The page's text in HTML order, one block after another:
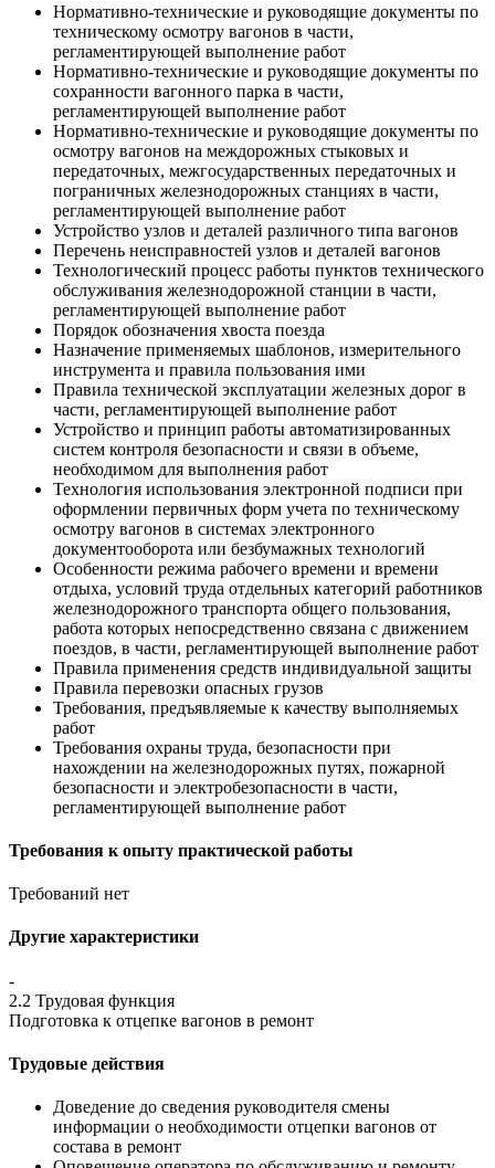
Нормативно-технические и руководящие документы по
техническому осмотру вагонов в части,
регламентирующей выполнение работ
Нормативно-технические и руководящие документы по
сохранности вагонного парка в части,
регламентирующей выполнение работ
Нормативно-технические и руководящие документы по
осмотру вагонов на междорожных стыковых и
передаточных, межгосударственных передаточных и
пограничных железнодорожных станциях в части,
регламентирующей выполнение работ
Устройство узлов и деталей различного типа вагонов
Перечень неисправностей узлов и деталей вагонов
Технологический процесс работы пунктов технического
обслуживания железнодорожной станции в части,
регламентирующей выполнение работ
Порядок обозначения хвоста поезда
Назначение применяемых шаблонов, измерительного
инструмента и правила пользования ими
Правила технической эксплуатации железных дорог в
части, регламентирующей выполнение работ
Устройство и принцип работы автоматизированных
систем контроля безопасности и связи в объеме,
необходимом для выполнения работ
Технология использования электронной подписи при
оформлении первичных форм учета по техническому
осмотру вагонов в системах электронного
документооборота или безбумажных технологий
Особенности режима рабочего времени и времени
отдыха, условий труда отдельных категорий работников
железнодорожного транспорта общего пользования,
работа которых непосредственно связана с движением
поездов, в части, регламентирующей выполнение работ
Правила применения средств индивидуальной защиты
Правила перевозки опасных грузов
Требования, предъявляемые к качеству выполняемых
работ
Требования охраны труда, безопасности при
нахождении на железнодорожных путях, пожарной
безопасности и электробезопасности в части,
регламентирующей выполнение работ
Требования к опыту практической работы
Требований нет
Другие характеристики
-
2.2 Трудовая функция
Подготовка к отцепке вагонов в ремонт
Трудовые действия
Доведение до сведения руководителя смены
информации о необходимости отцепки вагонов от
состава в ремонт